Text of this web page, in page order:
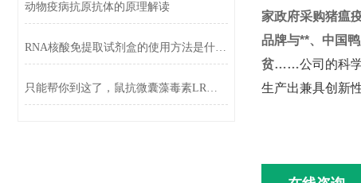
家政府采购猪瘟
品牌与**、中国
贫……公司的科
生产出兼具创新
动物疫病抗原抗体的原理解读
RNA核酸免提取试剂盒的使用方法是什么?
只能帮你到这了，鼠抗微囊藻毒素LR单克隆抗体的检测原理介绍